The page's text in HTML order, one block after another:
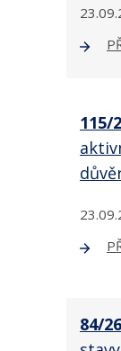
115/
84/26